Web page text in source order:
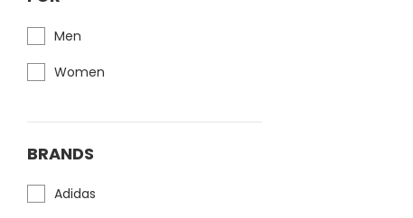
Men
Women
BRANDS
Adidas